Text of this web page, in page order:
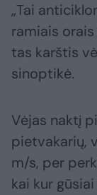
„Tai
ramiais
tas karštis
sinoptikė.
Vėjas naktį
pietvakarių,
m/s, per
kai kur